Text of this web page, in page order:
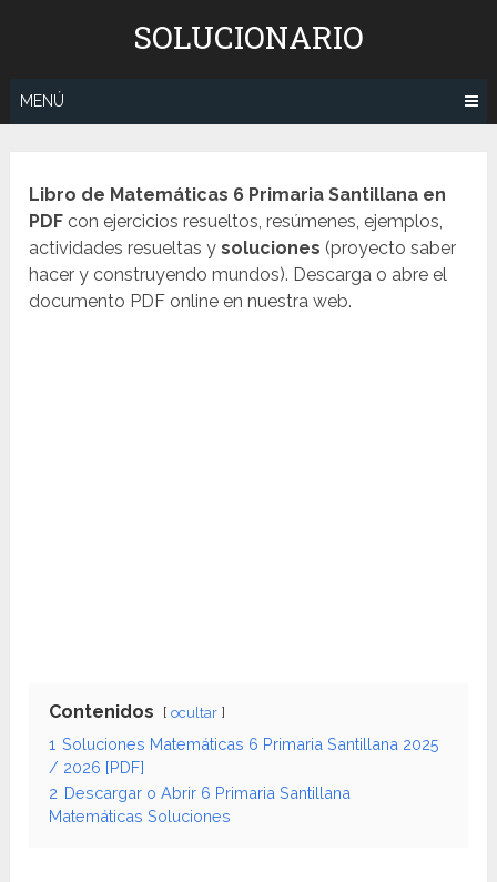
SOLUCIONARIO
MENÚ
Libro de Matemáticas 6 Primaria Santillana en
PDF con ejercicios resueltos, resúmenes, ejemplos,
actividades resueltas ysoluciones (proyecto saber
hacer y construyendo mundos). Descarga o abre el
documento PDF online en nuestra web.
Contenidos ocultar
1 Soluciones Matemáticas 6 Primaria Santillana 2025
/ 2026 [PDF]
2 Descargar o Abrir 6 Primaria Santillana
Matemáticas Soluciones